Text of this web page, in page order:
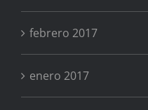
febrero 2017
enero 2017